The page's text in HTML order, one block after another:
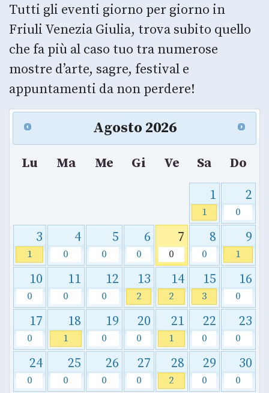
Tutti gli eventi giorno per giorno in
Friuli Venezia Giulia, trova subito quello
che fa più al caso tuo tra numerose
mostre d’arte, sagre, festival e
appuntamenti da non perdere!
Agosto 2026
Lu Ma Me Gi Ve Sa
Do
1
1
2
0
3
1
4
0
5
0
6
0
7
0
8
0
9
1
10
0
11
0
12
0
13
2
14
2
15
3
16
0
17
0
18
1
19
0
20
0
21
1
22
0
23
0
24
0
25
0
26
0
27
0
28
2
29
0
30
0